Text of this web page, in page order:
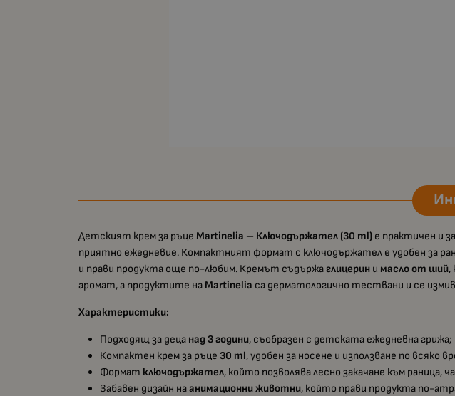
Детският крем за ръце Martinelia – Ключодържател (30 ml) е практичен и
приятно ежедневие. Компактният формат с ключодържател е удобен за
и прави продукта още по-любим. Кремът съдържаглицерин и масло от ший,
аромат, а продуктите на Martinelia са дерматологично тествани и се
Характеристики:
Подходящ за деца над 3 години, съобразен с детската ежедневна грижа;
Компактен крем за ръце 30 ml, удобен за носене и използване по всяко
Формат ключодържател, който позволява лесно закачане към раница,
Забавен дизайн наанимационни животни, който прави продукта по-